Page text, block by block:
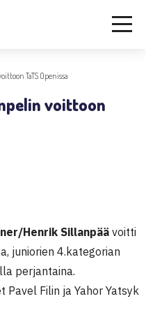
TaTS Openissa
voittoon
Henrik Sillanpää voitti
juniorien 4.kategorian
perjantaina.
Filin ja Yahor Yatsyk